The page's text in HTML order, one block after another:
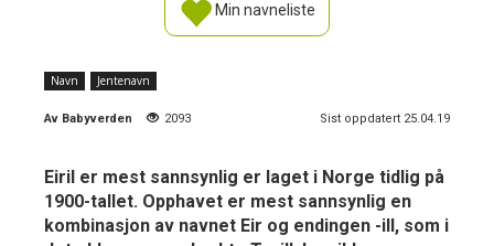
Min navneliste
Navn Jentenavn
Av Babyverden 2093 Sist oppdatert 25.04.19
Eiril er mest sannsynlig er laget i Norge tidlig på
1900-tallet. Opphavet er mest sannsynlig en
kombinasjon av navnet Eir og endingen -ill, som i